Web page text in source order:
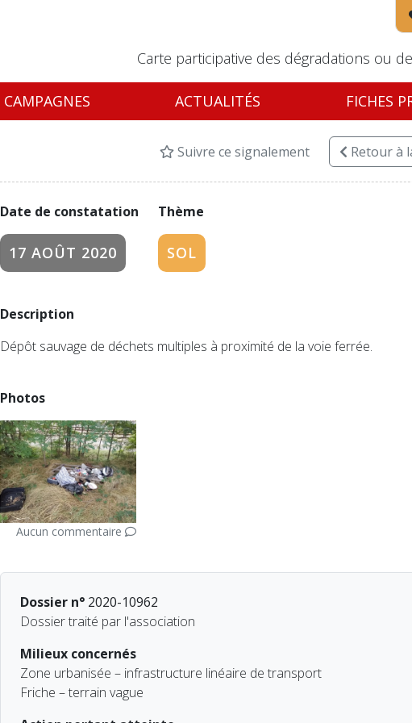
Carte participative des dégradations ou
CAMPAGNES ACTUALITÉS FICHES
Suivre ce signalement Retourà
Date de constatation
17 AOÛT 2020
Thème
SOL
Description
Dépôt sauvage de déchets multiples à proximité de la voie ferrée.
Photos
Aucun commentaire
Dossier n°2020-10962
Dossier traité par l'association
Milieux concernés
Zone urbanisée – infrastructure linéaire de transport
Friche – terrain vague